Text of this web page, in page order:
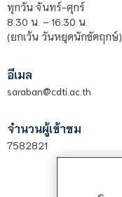
ทุกวัน จันทร์-ศุกร์
8.30 น. – 16.30 น.
(ยกเว้น วันหยุดนักขัตฤกษ์)
อีเมล
saraban@cdti.ac.th
จำนวนผู้เข้าชม
7582821